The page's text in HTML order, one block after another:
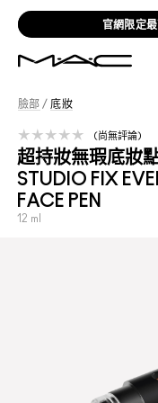
官網限定
臉部 / 底妝
超持妝無瑕底妝
STUDIO FIX
FACE PEN
12 ml
尚無評論